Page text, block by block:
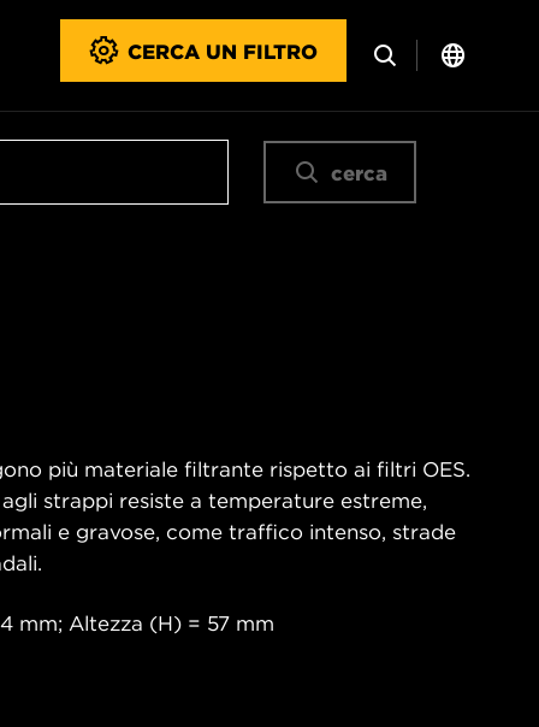
CERCA UN FILTRO
cerca
più materiale filtrante rispetto ai filtri OES.
strappi resiste a temperature estreme,
e gravose, come traffico intenso, strade
mm; Altezza (H) = 57 mm